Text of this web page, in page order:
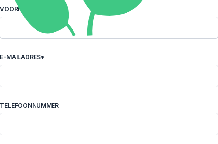
VOORNAAM*
E-MAILADRES*
TELEFOONNUMMER